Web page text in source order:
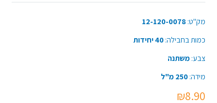
מק"ט:12-120-0078
כמות בחבילה:40 יחידות
צבע:משתנה
מידה:250 מ"ל
₪8.90